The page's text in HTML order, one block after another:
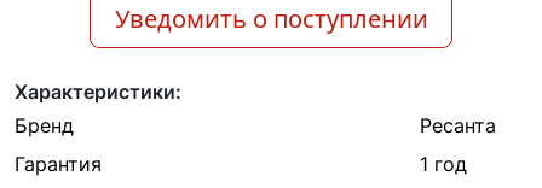
Уведомить о поступлении
Характеристики:
Бренд
Ресанта
Гарантия
1 год